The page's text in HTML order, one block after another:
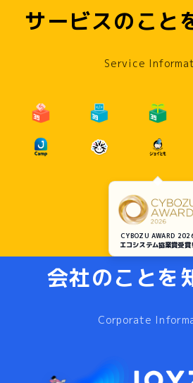
サービスのこと
Service
CYBOZU AWARD
エコシステム協業賞受
会社のことを
Corporate